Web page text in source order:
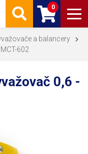
0
a balancery
602
0,6 -